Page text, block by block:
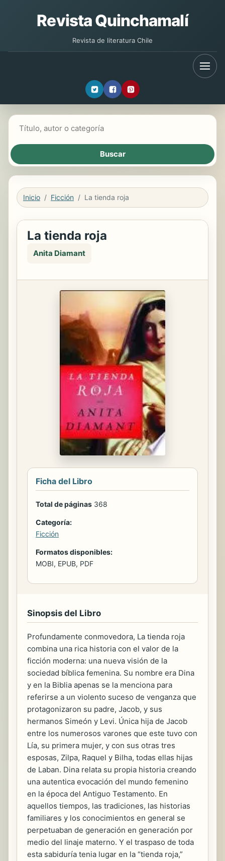
Revista Quinchamalí
Revista de literatura Chile
Inicio Ficción La tienda roja
La tienda roja
Anita Diamant
Ficha del Libro
Total de páginas 368
Categoría:
Ficción
Formatos disponibles:
MOBI, EPUB, PDF
Sinopsis del Libro
Profundamente conmovedora, La tienda roja
combina una rica historia con el valor de la
ficción moderna: una nueva visión de la
sociedad bíblica femenina. Su nombre era Dina
y en la Biblia apenas se la menciona para
referirse a un violento suceso de venganza que
protagonizaron su padre, Jacob, y sus
hermanos Simeón y Levi. Única hija de Jacob
entre los numerosos varones que este tuvo con
Lía, su primera mujer, y con sus otras tres
esposas, Zilpa, Raquel y Bilha, todas ellas hijas
de Laban. Dina relata su propia historia creando
una autentica evocación del mundo femenino
en la época del Antiguo Testamento. En
aquellos tiempos, las tradiciones, las historias
familiares y los conocimientos en general se
perpetuaban de generación en generación por
medio del linaje materno. Y el traspaso de toda
esta sabiduría tenia lugar en la “tienda roja,”